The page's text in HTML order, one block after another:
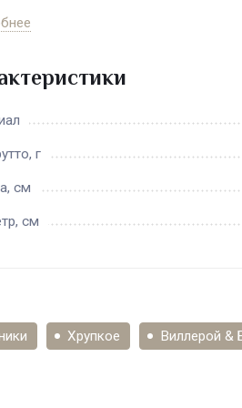
лет сквозь множество
г
см
см
Хрупкое Виллерой &